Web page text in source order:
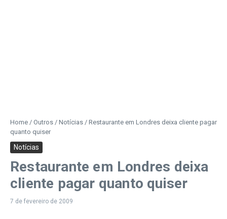
Home / Outros / Notícias / Restaurante em Londres deixa cliente pagar
quanto quiser
Notícias
Restaurante em Londres deixa
cliente pagar quanto quiser
7 de fevereiro de 2009